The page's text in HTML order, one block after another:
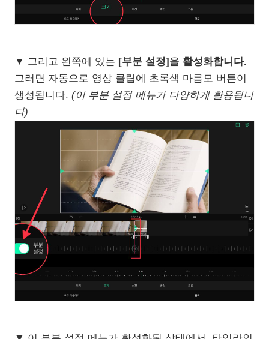
▼ 그리고 왼쪽에 있는 [부분 설정] 을 활성화합니다.
그러면 자동으로 영상 클립에 초록색 마름모 버튼이
생성됩니다. (이 부분 설정 메뉴가 다양하게 활용됩니
다)